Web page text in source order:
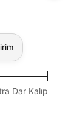
Dar Kalıp